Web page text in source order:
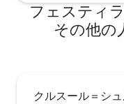
フェスティ
そ⁠の⁠他⁠の
クルスール＝シ